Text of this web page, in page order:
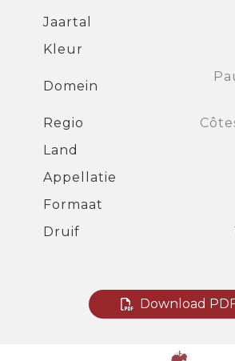
Jaartal
Kleur
Domein
Regio
Land
Appellatie
Formaat
Druif
Download